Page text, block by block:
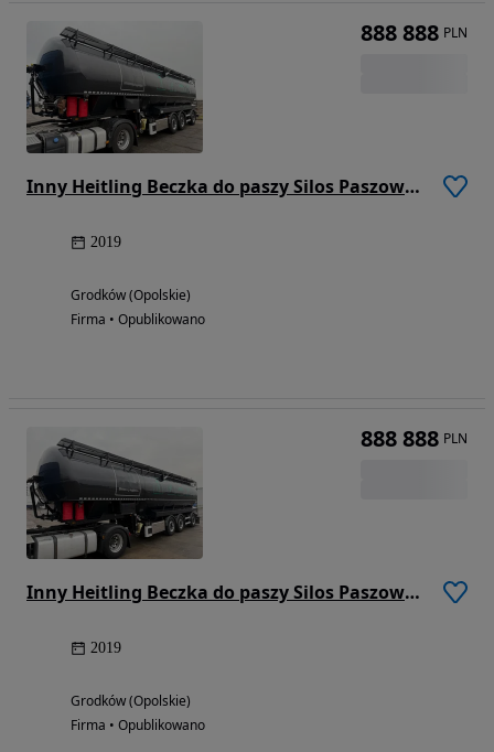
Inny Heitling Beczka do paszy Silos Paszowóz 2019 Rok SAF
2019
Grodków (Opolskie)
Firma • Opublikowano
888 888 PLN
Inny Heitling Beczka do paszy Silos Paszowóz 2019 Rok SAF
2019
Grodków (Opolskie)
Firma • Opublikowano
888 888 PLN